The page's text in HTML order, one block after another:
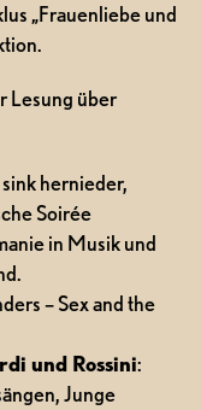
„Frauenliebe und
Lesung über
hernieder,
Soirée
in Musik und
– Sex and the
und Rossini:
Junge